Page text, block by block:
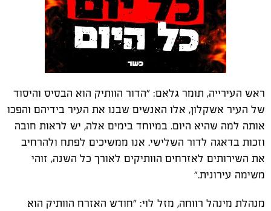
ראש העירייה, תומר גלאם: "הדור הוותיק הוא הבסיס והיסוד
של העיר אשקלון, אלו האנשים שבנו את העיר בידיהם והפכו
אותה למה שהיא היום. במיוחד בימים אלה, יש לראות חובה
וזכות בדאגה לדור השלישי. אנו ממשיכים לפתח ולהרחיב
את השירותים לאזרחים הוותיקים לאורך כל השנה, זוהי
משימה עירונית."
מנהלת מינהל רווחה, מזל לוי: "חודש האזרח הוותיק הוא